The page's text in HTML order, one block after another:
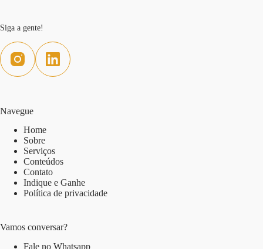
Siga a gente!
Navegue
Home
Sobre
Serviços
Conteúdos
Contato
Indique e Ganhe
Política de privacidade
Vamos conversar?
Fale no Whatsapp